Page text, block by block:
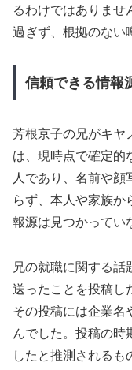
るわけではありませ
過ぎず、根拠のない
信頼できる情報
芳根京子の兄がキヤ
は、現時点で確定的
人であり、名前や
らず、本人や家族か
報源は見つかってい
兄の就職に関する話
送ったことを投稿し
その投稿には企業名
んでした。投稿の時
したと推測されるも